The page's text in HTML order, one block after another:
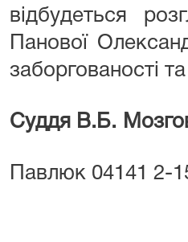
відбудеться
Панової
заборгованості
Суддя В.Б.
Павлюк 04141 2-